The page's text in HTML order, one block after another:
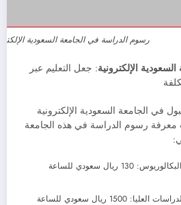
رسوم الدراسة في الجامعة السعودية
الإلكترونية: جعل التعليم عبر
في الجامعة السعودية الإلكترونية
معرفة رسوم الدراسة في هذه الجامعة
رسوم الدراسة في برنامج البكالوريوس: 130 ريال سعودي للساعة
رسوم الدراسة في برامج الدراسات العليا: 1500 ريال سعودي للساعة